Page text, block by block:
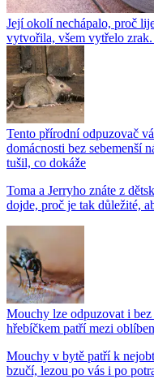
Její okolí nechápalo, proč
vytvořila, všem vytřelo
Tento přírodní odpuzovač
domácnosti bez sebemenší
tušil, co dokáže
Toma a Jerryho znáte z
dojde, proč je tak důležité,
Mouchy lze odpuzovat i
hřebíčkem patří mezi
Mouchy v bytě patří k
bzučí, lezou po vás i po